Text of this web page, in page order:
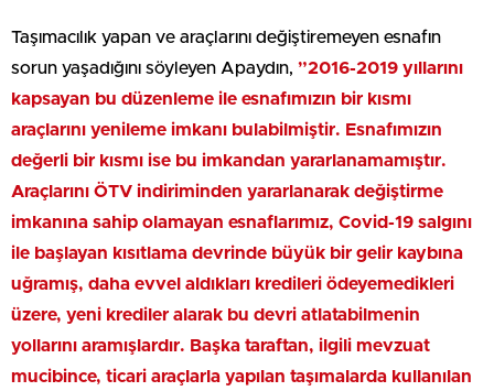
Taşımacılık yapan ve araçlarını değiştiremeyen esnafın
sorun yaşadığını söyleyen Apaydın, ”2016-2019 yıllarını
kapsayan bu düzenleme ile esnafımızın bir kısmı
araçlarını yenileme imkanı bulabilmiştir. Esnafımızın
değerli bir kısmı ise bu imkandan yararlanamamıştır.
Araçlarını ÖTV indiriminden yararlanarak değiştirme
imkanına sahip olamayan esnaflarımız, Covid-19 salgını
ile başlayan kısıtlama devrinde büyük bir gelir kaybına
uğramış, daha evvel aldıkları kredileri ödeyemedikleri
üzere, yeni krediler alarak bu devri atlatabilmenin
yollarını aramışlardır. Başka taraftan, ilgili mevzuat
mucibince, ticari araçlarla yapılan taşımalarda kullanılan